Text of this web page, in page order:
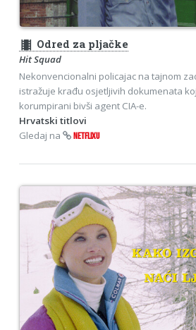
theaters Odred za pljačke
Hit Squad
Nekonvencionalni policajac na tajnom
istražuje krađu osjetljivih dokumenata
korumpirani bivši agent CIA-e.
Hrvatski titlovi
Gledaj na
NETFLIXU